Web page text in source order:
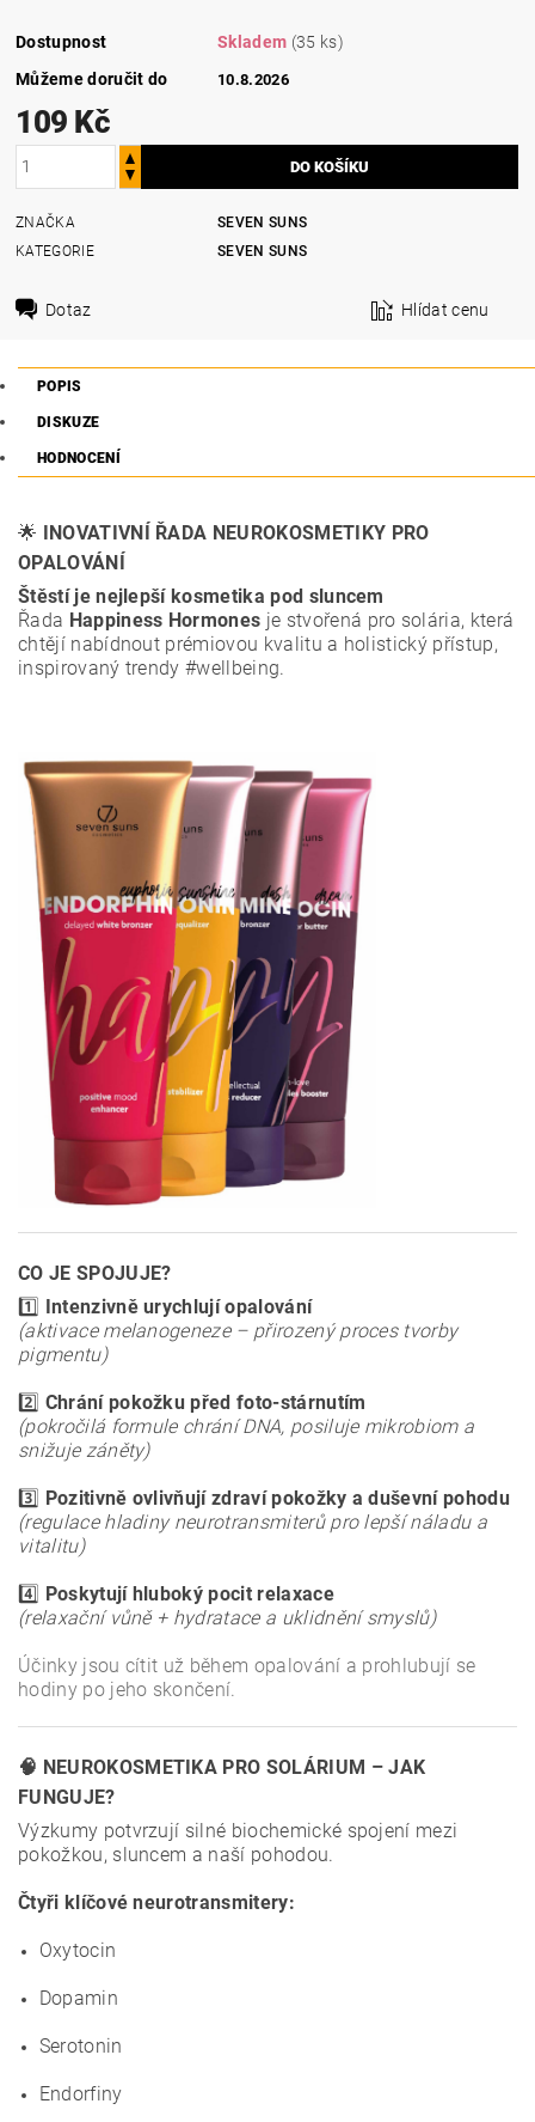
Dostupnost Skladem (35 ks)
Můžeme doručit do
10.8.2026
109 Kč
ZNAČKA
SEVEN SUNS
KATEGORIE
SEVEN SUNS
Dotaz Hlídat cenu
POPIS
DISKUZE
HODNOCENÍ
🌟
INOVATIVNÍ ŘADA NEUROKOSMETIKY PRO
OPALOVÁNÍ
Štěstí je nejlepší kosmetika pod sluncem
Řada Happiness Hormones je stvořená pro solária, která
chtějí nabídnout prémiovou kvalitu a holistický přístup,
inspirovaný trendy #wellbeing.
CO JE SPOJUJE?
1️⃣ Intenzivně urychlují opalování
(aktivace melanogeneze – přirozený proces tvorby
pigmentu)
2️⃣ Chrání pokožku před foto-stárnutím
(pokročilá formule chrání DNA, posiluje mikrobiom a
snižuje záněty)
3️⃣ Pozitivně ovlivňují zdraví pokožky a duševní pohodu
(regulace hladiny neurotransmiterů pro lepší náladu a
vitalitu)
4️⃣ Poskytují hluboký pocit relaxace
(relaxační vůně + hydratace a uklidnění smyslů)
Účinky jsou cítit už během opalování a prohlubují se
hodiny po jeho skončení.
🧠 NEUROKOSMETIKA PRO SOLÁRIUM – JAK
FUNGUJE?
Výzkumy potvrzují silné biochemické spojení mezi
pokožkou, sluncem a naší pohodou.
Čtyři klíčové neurotransmitery:
Oxytocin
Dopamin
Serotonin
Endorfiny